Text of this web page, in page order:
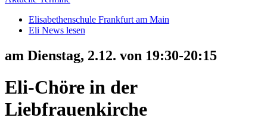
Elisabethenschule Frankfurt am Main
Eli News lesen
am Dienstag, 2.12. von 19:30-20:15
Eli-Chöre in der
Liebfrauenkirche